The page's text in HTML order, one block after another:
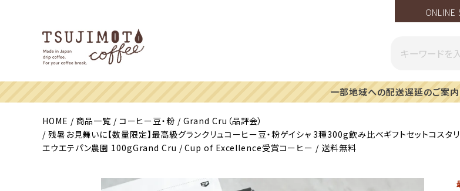
ONLINE
一部地域への配送遅延のご案内
HOME 商品一覧 コーヒー豆・粉
Grand Cru（品評会）
残暑お見舞いに【数量限定】最高級グランクリュコーヒー豆・粉ゲイシャ 3種300g飲み比べギフトセットコス
エウエテパン農園 100gGrand Cru / Cup of Excellence受賞コーヒー / 送料無料